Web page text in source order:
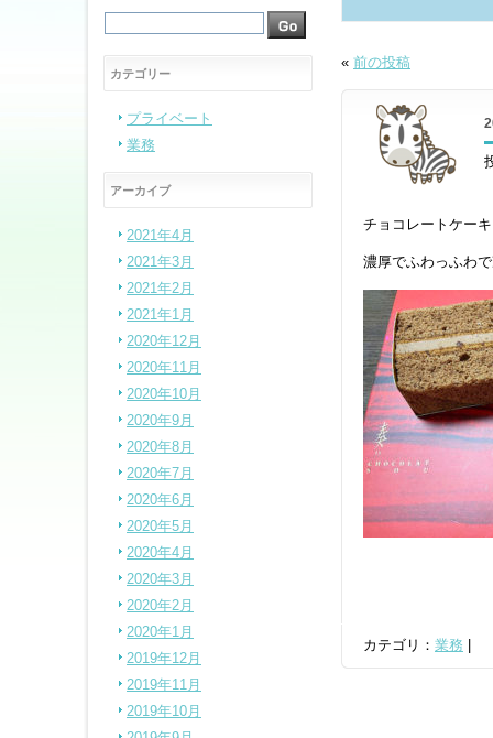
« 前の投稿
チョコレートケー
濃厚でふわっふわ
カテゴリ： 業務
カテゴリー
プライベート
業務
アーカイブ
2021年4月
2021年3月
2021年2月
2021年1月
2020年12月
2020年11月
2020年10月
2020年9月
2020年8月
2020年7月
2020年6月
2020年5月
2020年4月
2020年3月
2020年2月
2020年1月
2019年12月
2019年11月
2019年10月